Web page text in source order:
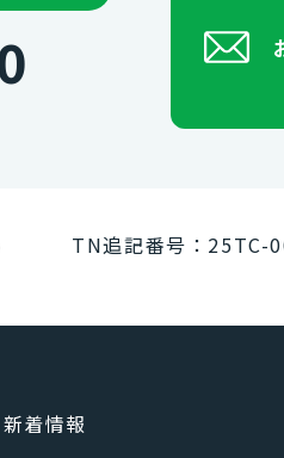
TN追記番号：
新着情報